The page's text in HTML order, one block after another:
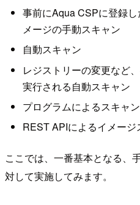
事前にAqua CSPに登録
メージの手動スキャン
自動スキャン
レジストリーの変更など
実行される自動スキャン
プログラムによるスキャン
REST APIによるイメー
ここでは、一番基本となる、
対して実施してみます。